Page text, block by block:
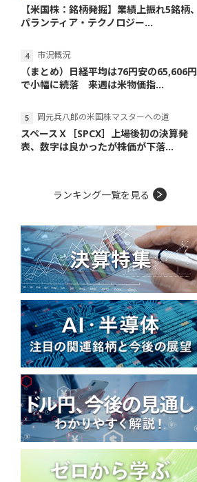
【米国株：銘柄発掘】業績上振れ5銘柄、
パランティア・テクノロジー...
市況概況
（まとめ）日経平均は76円安の65,606円
で小幅に続落 来週は米物価指...
岡元兵八郎の米国株マスターへの道
スペースＸ［SPCX］上場後初の決算発
表、数字は良かったが株価が下落...
ランキング一覧を見る